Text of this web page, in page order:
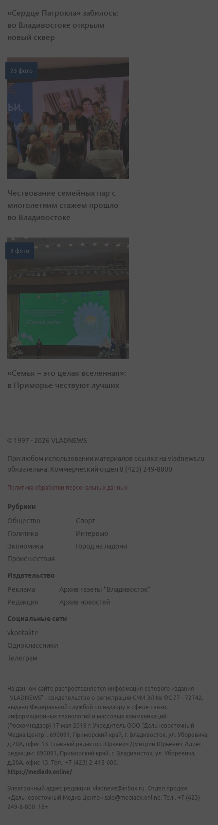
«Сердце Патрокла» забилось:
во Владивостоке открыли
новый сквер
23 фото
Чествование семейных пар с
многолетним стажем прошло
во Владивостоке
8 фото
«Семья – это целая вселенная»:
в Приморье чествуют лучших
© 1997 - 2026 VLADNEWS
При любом использовании материалов ссылка на vladnews.ru
обязательна. Коммерческий отдел 8 (423) 249-8800
Политика обработки персональных данных
Рубрики
Общество
Политика
Экономика
Происшествия
Спорт
Интервью
Город на ладони
Издательство
Реклама
Редакция
Архив газеты "Владивосток"
Архив новостей
Социальные сети
vkontakte
Одноклассники
Телеграм
На данном сайте распространяется информация сетевого издания
"VLADNEWS" - свидетельство о регистрации СМИ ЭЛ № ФС 77 - 72742,
выдано Федеральной службой по надзору в сфере связи,
информационных технологий и массовых коммуникаций
(Роскомнадзор) 17 мая 2018 г. Учредитель ООО "Дальневосточный
Медиа Центр". 690091, Приморский край, г. Владивосток, ул. Уборевича,
д.20А, офис 13. Главный редактор Юркевич Дмитрий Юрьевич. Адрес
редакции: 690091, Приморский край, г. Владивосток, ул. Уборевича,
д.20А, офис 13. Тел.: +7 (423) 2-415-600.
https://mediadv.online/
Электронный адрес редакции: vladnews@inbox.ru. Отдел продаж
«Дальневосточный Медиа Центр» sale@mediadv.online. Тел.: +7 (423)
249-8-800. 18+